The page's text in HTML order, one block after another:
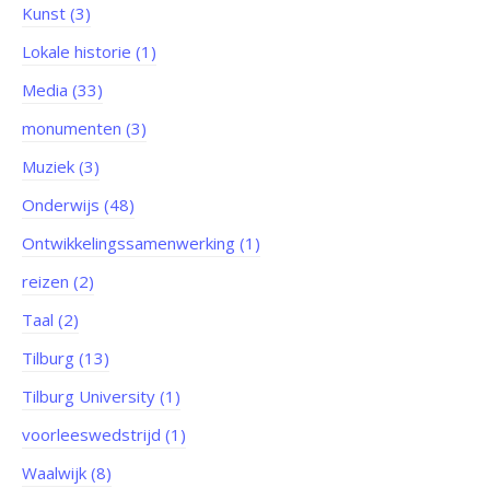
Kunst (3)
Lokale historie (1)
Media (33)
monumenten (3)
Muziek (3)
Onderwijs (48)
Ontwikkelingssamenwerking (1)
reizen (2)
Taal (2)
Tilburg (13)
Tilburg University (1)
voorleeswedstrijd (1)
Waalwijk (8)